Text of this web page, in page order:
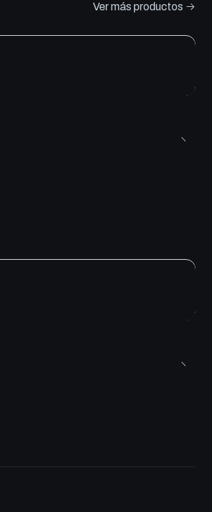
Ver más productos